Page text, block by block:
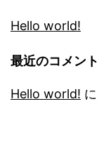
Hello world!
最近のコメント
Hello world! に